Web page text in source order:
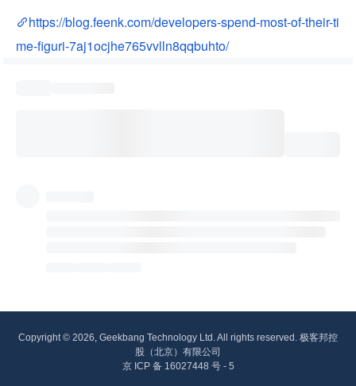
https://blog.feenk.com/developers-spend-most-of-their-ti
me-figuri-7aj1ocjhe765vvlln8qqbuhto/
Copyright © 2026, Geekbang Technology Ltd. All rights reserved. 极客邦控
股（北京）有限公司
京 ICP 备 16027448 号 - 5